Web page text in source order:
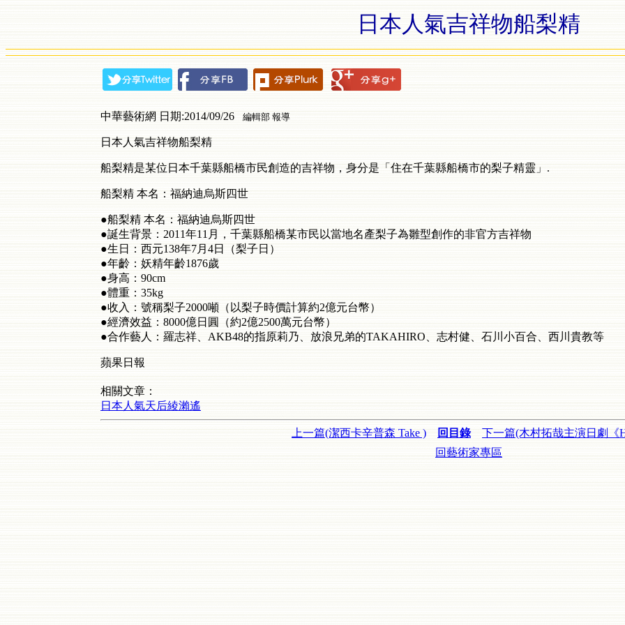
日本人氣吉祥物船梨精
中華藝術網 日期:2014/09/26 編輯部 報導
日本人氣吉祥物船梨精
船梨精是某位日本千葉縣船橋市民創造的吉祥物，身分是「住在千葉縣船橋市的梨子精靈」.
船梨精 本名：福納迪烏斯四世
●船梨精 本名：福納迪烏斯四世
●誕生背景：2011年11月，千葉縣船橋某市民以當地名產梨子為雛型創作的非官方吉祥物
●生日：西元138年7月4日（梨子日）
●年齡：妖精年齡1876歲
●身高：90cm
●體重：35kg
●收入：號稱梨子2000噸（以梨子時價計算約2億元台幣）
●經濟效益：8000億日圓（約2億2500萬元台幣）
●合作藝人：羅志祥、AKB48的指原莉乃、放浪兄弟的TAKAHIRO、志村健、石川小百合、西川貴教等
蘋果日報
相關文章：
日本人氣天后綾瀨遙
上一篇(潔西卡辛普森 Take ) 回目錄
下一篇(木村拓哉主演日劇《
回藝術家專區